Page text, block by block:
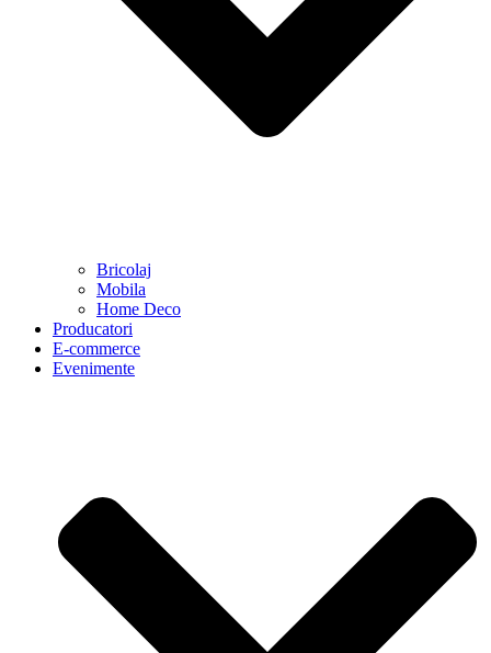
Bricolaj
Mobila
Home Deco
Producatori
E-commerce
Evenimente